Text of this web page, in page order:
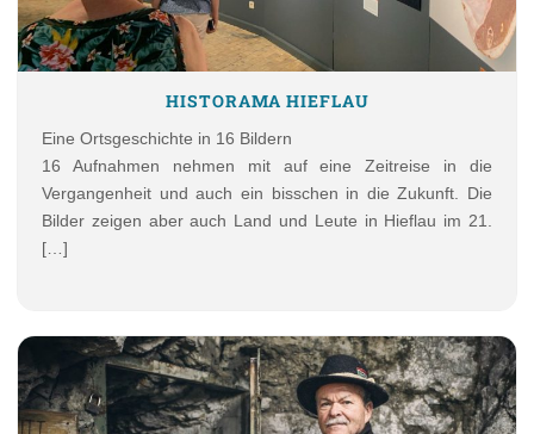
HISTORAMA HIEFLAU
Eine Ortsgeschichte in 16 Bildern
16 Aufnahmen nehmen mit auf eine Zeitreise in die
Vergangenheit und auch ein bisschen in die Zukunft. Die
Bilder zeigen aber auch Land und Leute in Hieflau im 21.
[…]